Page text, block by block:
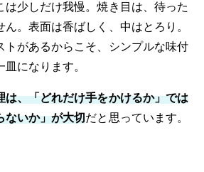
は少しだけ我慢。焼き目は、待った
。表面は香ばしく、中はとろり。
トがあるからこそ、シンプルな味付
になります。
は、「どれだけ手をかけるか」では
ないか」が大切だと思っています。